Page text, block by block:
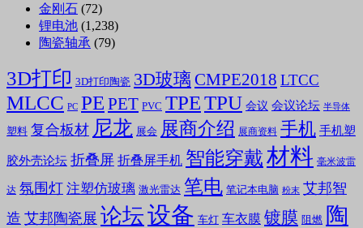
金刚石 (72)
锂电池 (1,238)
陶瓷轴承 (79)
3D打印 3D打印陶瓷 3D玻璃 CMPE2018 LTCC
MLCC PC PE PET PVC TPETPU 会议 会议论坛 半导体
塑料 复合板材 尼龙 展会 展商介绍 展商资料 手机 手机塑
胶外壳论坛 折叠屏 折叠屏手机 智能穿戴材料 毫米波雷
达 氛围灯 注塑仿玻璃 激光雷达 笔电 笔记本电脑 粉末 艾邦智
造 艾邦陶瓷展 论坛设备 车灯 车衣膜 镀膜 阻燃 陶